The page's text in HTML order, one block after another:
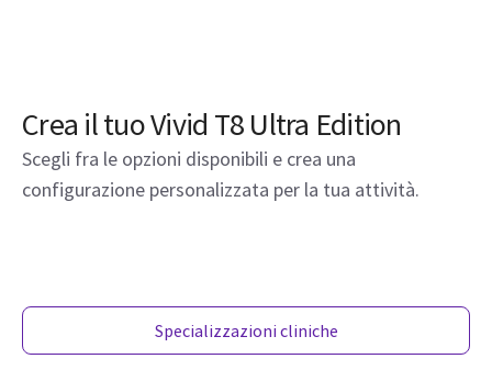
Crea il tuo Vivid T8 Ultra Edition
Scegli fra le opzioni disponibili e crea una
configurazione personalizzata per la tua attività.
Specializzazioni cliniche